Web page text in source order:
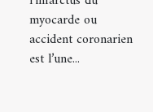
réaction
d'urgence à
avoir
myocarde ou
accident coronarien
est l’une...